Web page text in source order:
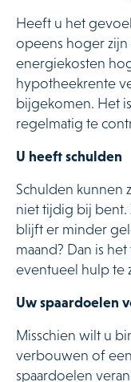
Heeft u het
opeens hoger zijn
energiekosten
hypotheekrente
bijgekomen. Het
regelmatig te
U heeft schulden
Schulden kunnen
niet tijdig bij
blijft er minder
maand? Dan is
eventueel hulp te
Uw spaardoelen
Misschien wilt u
verbouwen of
spaardoelen